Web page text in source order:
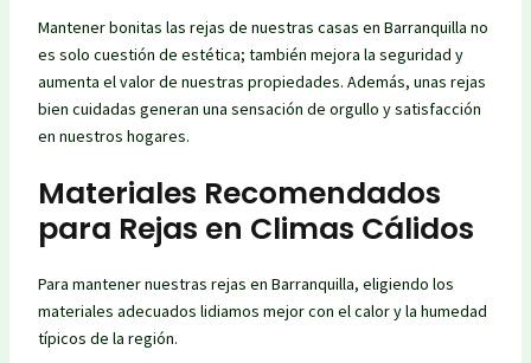
Mantener bonitas las rejas de nuestras casas en Barranquilla no
es solo cuestión de estética; también mejora la seguridad y
aumenta el valor de nuestras propiedades. Además, unas rejas
bien cuidadas generan una sensación de orgullo y satisfacción
en nuestros hogares.
Materiales Recomendados
para Rejas en Climas Cálidos
Para mantener nuestras rejas en Barranquilla, eligiendo los
materiales adecuados lidiamos mejor con el calor y la humedad
típicos de la región.